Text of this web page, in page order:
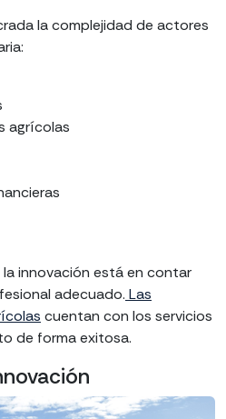
la complejidad de actores
agrícolas
innovación está en contar
adecuado. Las
cuentan con los servicios
de forma exitosa.